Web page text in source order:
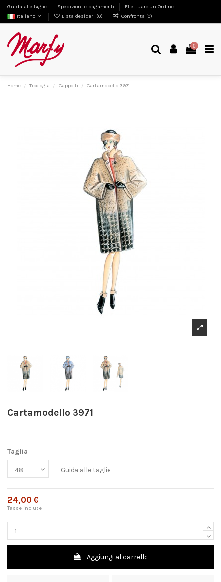
Guida alle taglie Spedizioni e pagamenti
Effettuare un Ordine
Italiano
Lista desideri (0) Confronta (0)
0
Home Tipologia Cappotti Cartamodello 3971
Cartamodello 3971
Taglia
Guida alle taglie
24,00 €
Tasse incluse
Aggiungi al carrello